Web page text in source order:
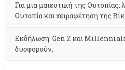
Για μια μαιευτική της Ουτοπίας:
Ουτοπία και χειραφέτηση της
Εκδήλωση: Gen Z και
δυσφορούν;